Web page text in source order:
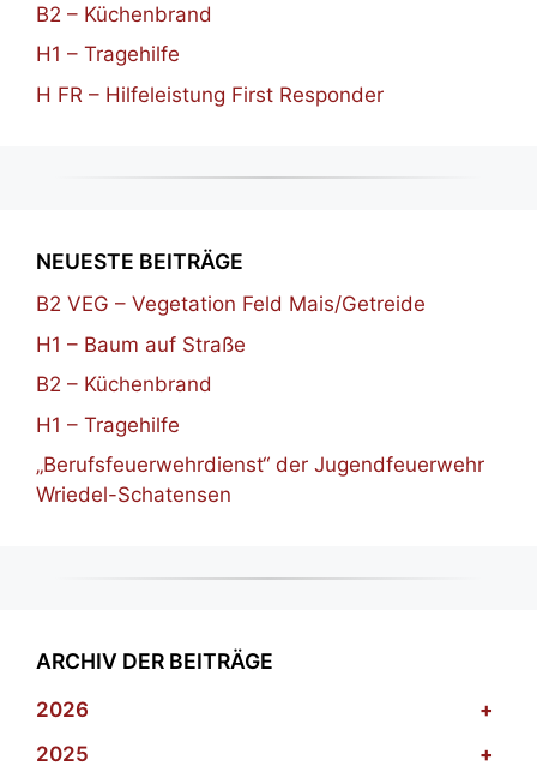
B2 – Küchenbrand
H1 – Tragehilfe
H FR – Hilfeleistung First Responder
NEUESTE BEITRÄGE
B2 VEG – Vegetation Feld Mais/Getreide
H1 – Baum auf Straße
B2 – Küchenbrand
H1 – Tragehilfe
„Berufsfeuerwehrdienst“ der Jugendfeuerwehr
Wriedel-Schatensen
ARCHIV DER BEITRÄGE
2026
+
2025
+